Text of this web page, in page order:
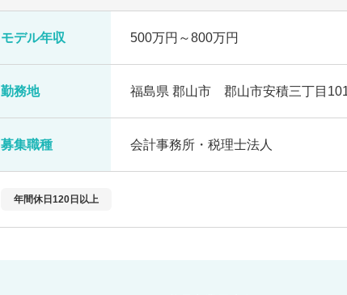
モデル年収 500万円～800万円
勤務地 福島県 郡山市 郡山市安積三丁目
募集職種 会計事務所・税理士法人
年間休日120日以上